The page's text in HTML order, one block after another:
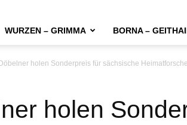
WURZEN – GRIMMA BORNA –
Döbelner holen Sonderpreis für sächsische
holen